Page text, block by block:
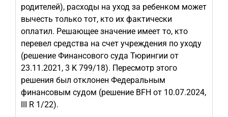
родителей), расходы на уход за ребенком может
вычесть только тот, кто их фактически
оплатил. Решающее значение имеет то, кто
перевел средства на счет учреждения по уходу
(решение Финансового суда Тюрингии от
23.11.2021, 3 K 799/18). Пересмотр этого
решения был отклонен Федеральным
финансовым судом (решение BFH от 10.07.2024,
III R 1/22).